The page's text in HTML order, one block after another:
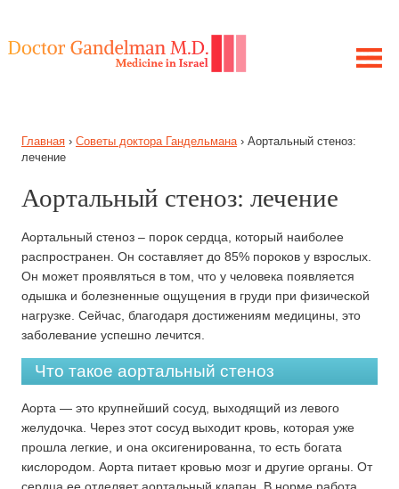
МОЯ ИСТОРИЯ
ПОЛУЧИТЕ КОНСУЛЬТАЦИЮ
СОВЕТЫ ГАНДЕЛЬМАНА
Главная › Советы доктора Гандельмана › Аортальный стеноз:
лечение
Аортальный стеноз: лечение
Аортальный стеноз – порок сердца, который наиболее
распространен. Он составляет до 85% пороков у взрослых.
Он может проявляться в том, что у человека появляется
одышка и болезненные ощущения в груди при физической
нагрузке. Сейчас, благодаря достижениям медицины, это
заболевание успешно лечится.
Что такое аортальный стеноз
Аорта — это крупнейший сосуд, выходящий из левого
желудочка. Через этот сосуд выходит кровь, которая уже
прошла легкие, и она оксигенированна, то есть богата
кислородом. Аорта питает кровью мозг и другие органы. От